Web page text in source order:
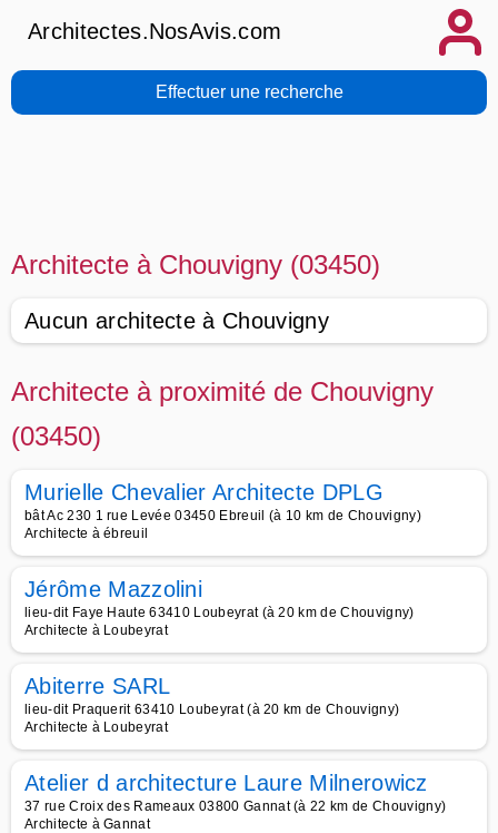
Architectes.NosAvis.com
Effectuer une recherche
Architecte à Chouvigny (03450)
Aucun architecte à Chouvigny
Architecte à proximité de Chouvigny
(03450)
Murielle Chevalier Architecte DPLG
bât Ac 230 1 rue Levée 03450 Ebreuil (à 10 km de Chouvigny)
Architecte à ébreuil
Jérôme Mazzolini
lieu-dit Faye Haute 63410 Loubeyrat (à 20 km de Chouvigny)
Architecte à Loubeyrat
Abiterre SARL
lieu-dit Praquerit 63410 Loubeyrat (à 20 km de Chouvigny)
Architecte à Loubeyrat
Atelier d architecture Laure Milnerowicz
37 rue Croix des Rameaux 03800 Gannat (à 22 km de Chouvigny)
Architecte à Gannat